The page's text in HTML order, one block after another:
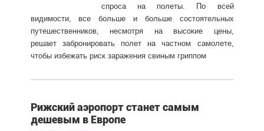
спроса на полеты. По всей
видимости, все больше и больше состоятельных
путешественников, несмотря на высокие цены,
решает забронировать полет на частном самолете,
чтобы избежать риск заражения свиным гриппом
Рижский аэропорт станет самым
дешевым в Европе